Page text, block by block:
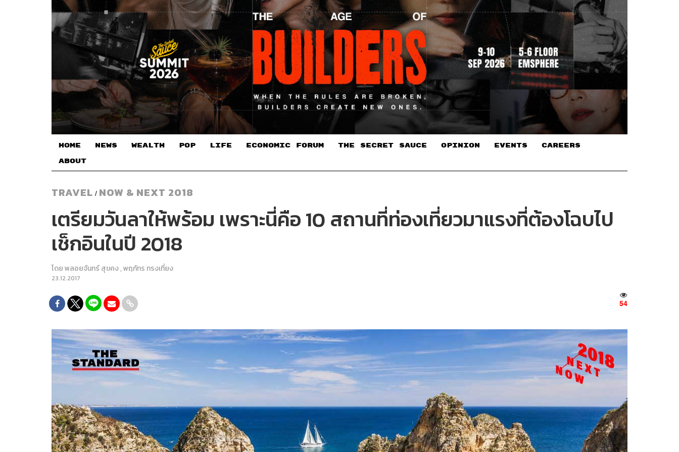
HOME NEWS WEALTH POP LIFE ECONOMIC FORUM THE SECRET SAUCE​ OPINION EVENTS CAREERS
ABOUT
TRAVEL / NOW & NEXT 2018
เตรียมวันลาให้พร้อม เพราะนี่คือ 10 สถานที่ท่องเที่ยวมาแรงที่ต้องโฉบไป
เช็กอินในปี 2018
โดยพลอยจันทร์ สุขคง,พฤภัทร ทรงเที่ยง
23.12.2017
54